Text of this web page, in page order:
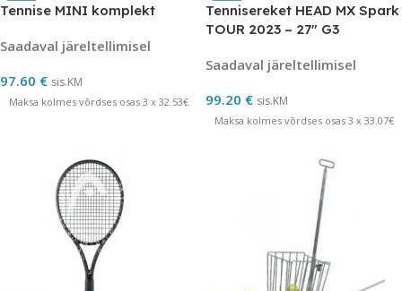
Tennise MINI komplekt
Saadaval järeltellimisel
97.60 € sis.KM
Maksa kolmes võrdses osas 3 x 32.53€
Tennisereket HEAD MX Spark
TOUR 2023 – 27″ G3
Saadaval järeltellimisel
99.20 € sis.KM
Maksa kolmes võrdses osas 3 x 33.07€